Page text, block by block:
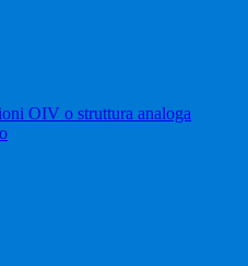
OIV o struttura analoga